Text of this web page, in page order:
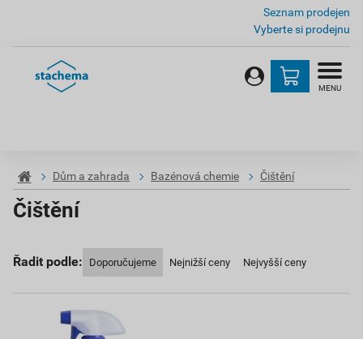
Seznam prodejen
Vyberte si prodejnu
MENU
Dům a zahrada Bazénová chemie Čištění
Čištění
Řadit podle: Doporučujeme Nejnižší ceny Nejvyšší ceny